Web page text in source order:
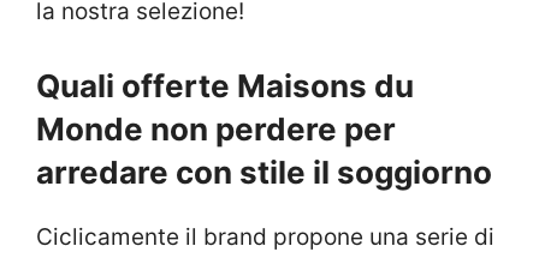
la nostra selezione!
Quali offerte Maisons du
Monde non perdere per
arredare con stile il soggiorno
Ciclicamente il brand propone una serie di